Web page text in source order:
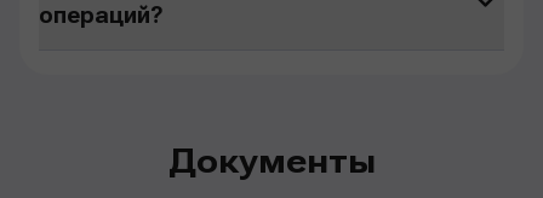
операций?
Документы